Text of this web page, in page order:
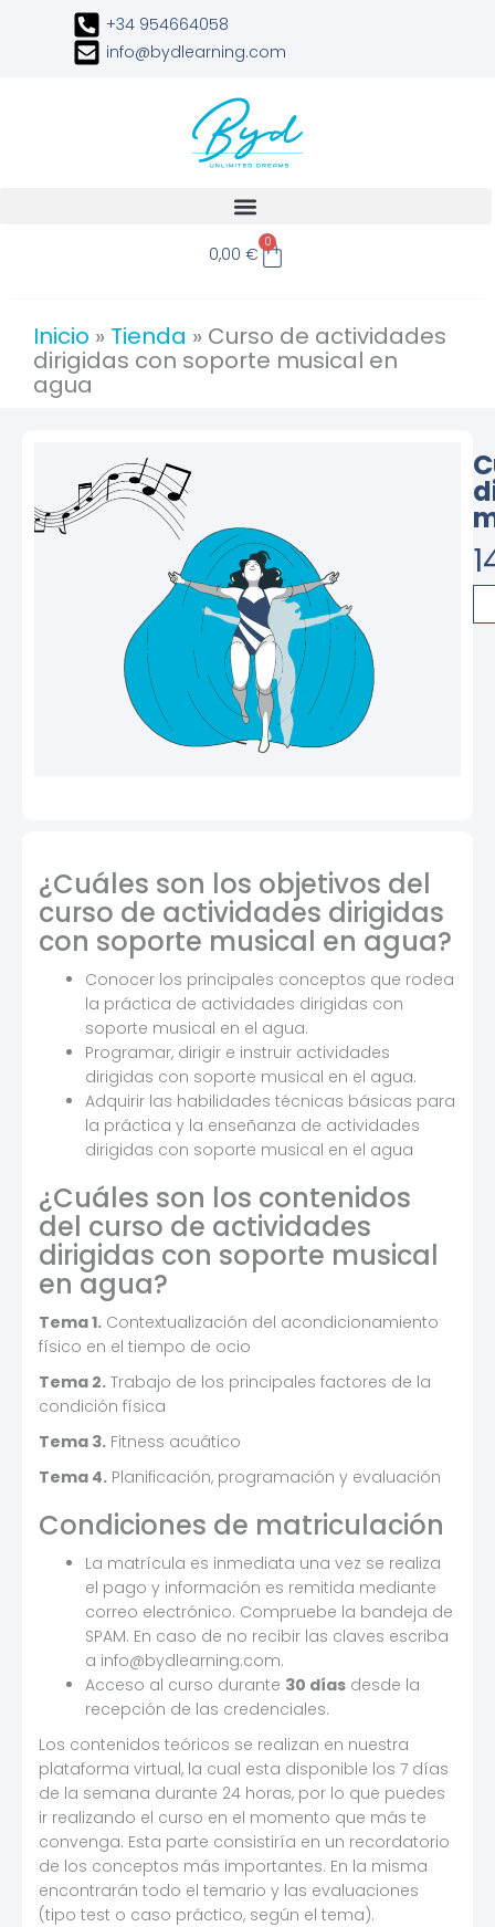
contenido
+34 954664058
info@bydlearning.com
0,00 €
0
Carrito
Inicio » Tienda » Curso de actividades
dirigidas con soporte musical en
agua
de
¿Cuáles son los objetivos del
curso de actividades dirigidas
con soporte musical en agua?
Conocer los principales conceptos que rodea
la práctica de actividades dirigidas con
soporte musical en el agua.
Programar, dirigir e instruir actividades
dirigidas con soporte musical en el agua.
Adquirir las habilidades técnicas básicas para
la práctica y la enseñanza de actividades
dirigidas con soporte musical en el agua
¿Cuáles son los contenidos
del curso de actividades
dirigidas con soporte musical
en agua?
Tema 1. Contextualización del acondicionamiento
físico en el tiempo de ocio
Tema 2. Trabajo de los principales factores de la
condición física
Tema 3. Fitness acuático
Tema 4. Planificación, programación y evaluación
Condiciones de matriculación
La matrícula es inmediata una vez se realiza
el pago y información es remitida mediante
correo electrónico. Compruebe la bandeja de
SPAM. En caso de no recibir las claves escriba
a info@bydlearning.com.
Acceso al curso durante 30 días desde la
recepción de las credenciales.
Los contenidos teóricos se realizan en nuestra
plataforma virtual, la cual esta disponible los 7 días
de la semana durante 24 horas, por lo que puedes
ir realizando el curso en el momento que más te
convenga. Esta parte consistiría en un recordatorio
de los conceptos más importantes. En la misma
encontrarán todo el temario y las evaluaciones
(tipo test o caso práctico, según el tema).